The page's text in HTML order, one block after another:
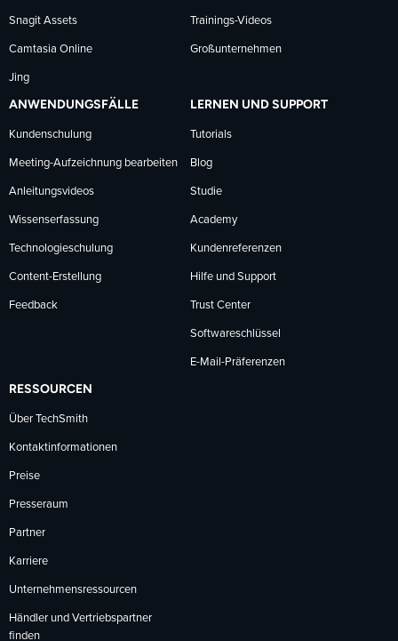
Snagit Assets
Camtasia Online
Jing
Trainings-Videos
Großunternehmen
ANWENDUNGSFÄLLE
Kundenschulung
Meeting-Aufzeichnung bearbeiten
Anleitungsvideos
Wissenserfassung
Technologieschulung
Content-Erstellung
Feedback
LERNEN UND SUPPORT
Tutorials
Blog
Studie
Academy
Kundenreferenzen
Hilfe und Support
Trust Center
Softwareschlüssel
E-Mail-Präferenzen
RESSOURCEN
Über TechSmith
Kontaktinformationen
Preise
Presseraum
Partner
Karriere
Unternehmensressourcen
Händler und Vertriebspartner
finden